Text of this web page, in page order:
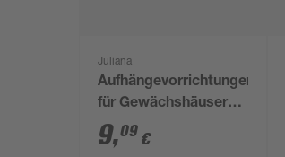
Juliana
Aufhängevorrichtungen
für Gewächshäuser
schwarz 20 Stück
9,09 €